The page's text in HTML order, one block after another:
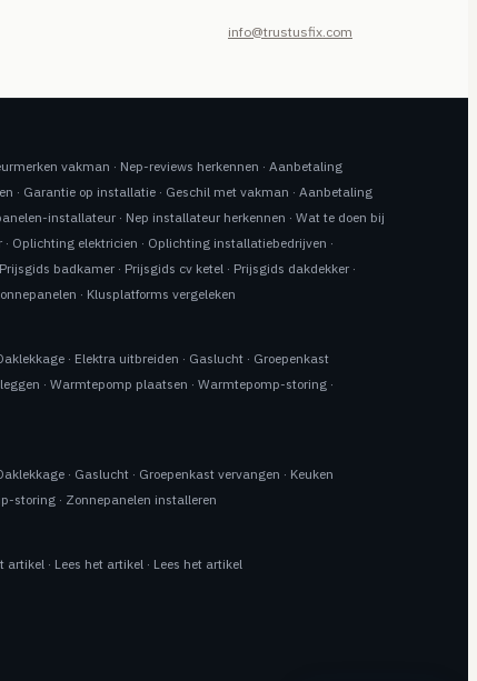
info@trustusfix.com
vakman · Nep-reviews herkennen ·Aanbetaling
· Garantie op installatie · Geschil met vakman ·Aanbetaling
installateur · Nep installateur herkennen ·Wat te doen bij
· Oplichting elektricien · Oplichting installatiebedrijven ·
Prijsgids badkamer · Prijsgids cv ketel · Prijsgids dakdekker ·
· Klusplatforms vergeleken
· Elektra uitbreiden · Gaslucht · Groepenkast
·Warmtepomp plaatsen ·Warmtepomp-storing ·
· Gaslucht · Groepenkast vervangen · Keuken
storing · Zonnepanelen installeren
artikel · Lees het artikel · Lees het artikel